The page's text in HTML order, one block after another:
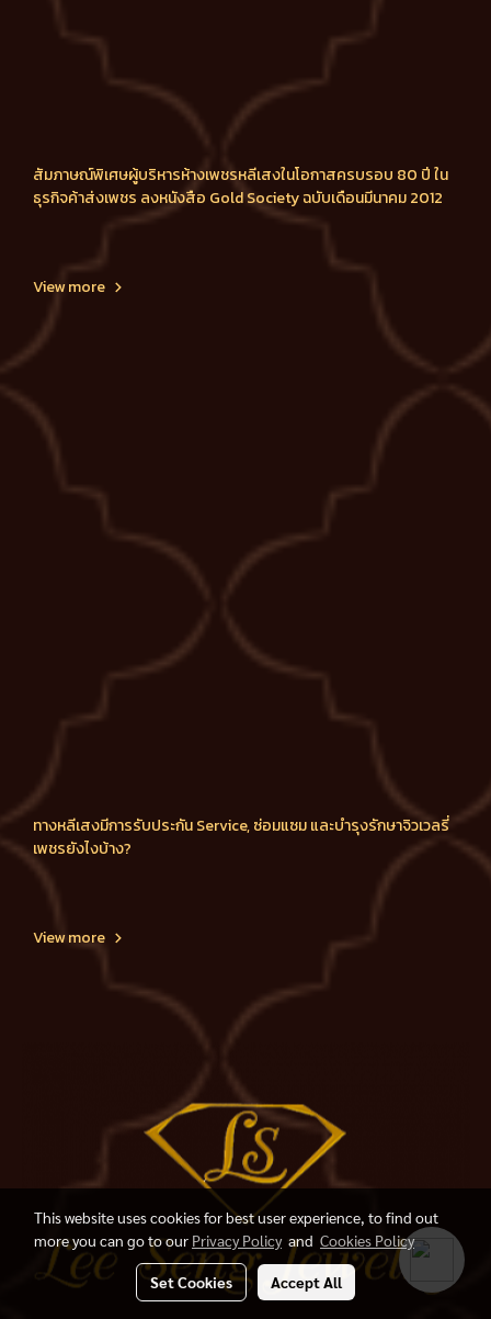
สัมภาษณ์พิเศษผู้บริหารห้างเพชรหลีเสงในโอกาสครบรอบ 80 ปี ใน
ธุรกิจค้าส่งเพชร ลงหนังสือ Gold Society ฉบับเดือนมีนาคม 2012
View more
ทางหลีเสงมีการรับประกัน Service, ซ่อมแซม และบำรุงรักษาจิวเวลรี่
เพชรยังไงบ้าง?
View more
This website uses cookies for best user experience, to find out
more you can go to our Privacy Policyand Cookies Policy
Set Cookies Accept All